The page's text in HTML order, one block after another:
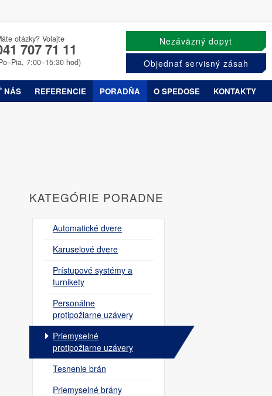
otázky? Volajte
707 71 11
7:00–15:30 hod)
Nezáväzný dopyt
Objednať servisný zásah
NÁS REFERENCIE PORADŇA O SPEDOSE KONTAKTY
KATEGÓRIE PORADNE
Automatické dvere
Karuselové dvere
Prístupové systémy a
turnikety
Personálne
protipožiarne uzávery
Priemyselné
protipožiarne uzávery
Tesnenie brán
Priemyselné brány